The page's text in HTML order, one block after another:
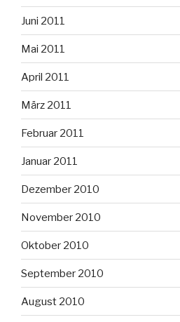
Juni 2011
Mai 2011
April 2011
März 2011
Februar 2011
Januar 2011
Dezember 2010
November 2010
Oktober 2010
September 2010
August 2010